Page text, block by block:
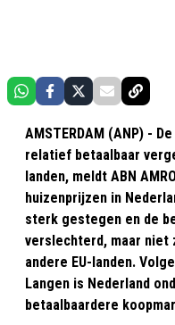
AMSTERDAM (ANP) -
relatief betaalbaar
landen, meldt ABN
huizenprijzen in
sterk gestegen en de
verslechterd, maar
andere EU-landen.
Langen is Nederland
betaalbaardere